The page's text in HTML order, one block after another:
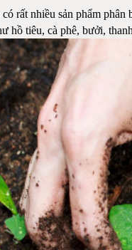
rất nhiều sản phẩm
hồ tiêu, cà phê, bưởi,